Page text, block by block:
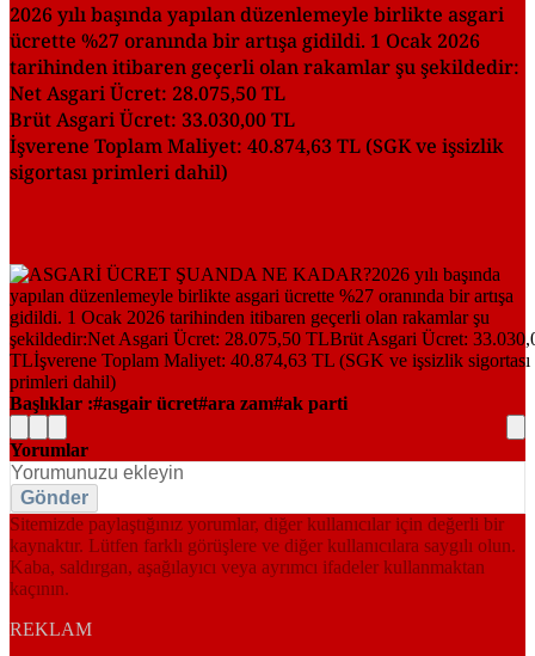
2026 yılı başında yapılan düzenlemeyle birlikte asgari
ücrette %27 oranında bir artışa gidildi. 1 Ocak 2026
tarihinden itibaren geçerli olan rakamlar şu şekildedir:
Net Asgari Ücret: 28.075,50 TL
Brüt Asgari Ücret: 33.030,00 TL
İşverene Toplam Maliyet: 40.874,63 TL (SGK ve işsizlik
sigortası primleri dahil)
Başlıklar : asgair ücret ara zam ak parti
Yorumlar
Gönder
Sitemizde paylaştığınız yorumlar, diğer kullanıcılar için değerli bir
kaynaktır. Lütfen farklı görüşlere ve diğer kullanıcılara saygılı olun.
Kaba, saldırgan, aşağılayıcı veya ayrımcı ifadeler kullanmaktan
kaçının.
REKLAM